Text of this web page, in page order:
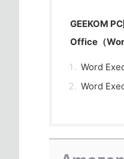
GEEKOM
Office（
Word
Word